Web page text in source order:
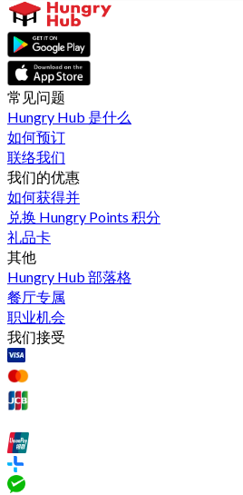
常见问题
Hungry Hub 是什么
如何预订
联络我们
我们的优惠
如何获得并
兑换 Hungry Points 积分
礼品卡
其他
Hungry Hub 部落格
餐厅专属
职业机会
我们接受